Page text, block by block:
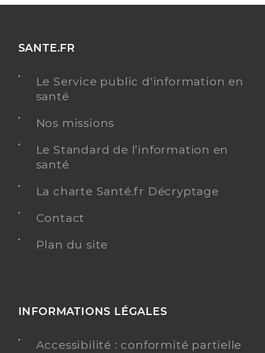
SANTE.FR
Le Service public d'information en
santé
Nos missions
Le Standard de l’information en
santé
La charte Santé.fr Décryptage
Contact
Plan du site
INFORMATIONS LÉGALES
Accessibilité : conformité partielle